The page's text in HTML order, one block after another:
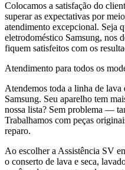
Colocamos a satisfação do
superar as expectativas por
atendimento excepcional. Seja
eletrodoméstico Samsung, nos
fiquem satisfeitos com os
Atendimento para todos os
Atendemos toda a linha de lava
Samsung. Seu aparelho tem
nossa lista? Sem problema —
Trabalhamos com peças
reparo.
Ao escolher a Assistência SV
o conserto de lava e seca,